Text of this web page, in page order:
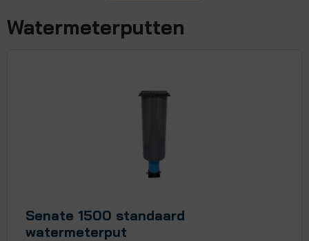
Watermeterputten
Senate 1500 standaard
watermeterput